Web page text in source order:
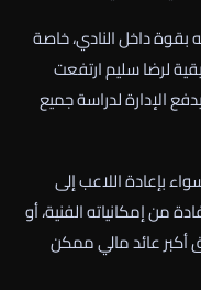
بقوة داخل النادي، خاصة
لرضا سليم ارتفعت
الإدارة لدراسة جميع
بإعادة اللاعب إلى
من إمكانياته الفنية، أو
أكبر عائد مالي ممكن